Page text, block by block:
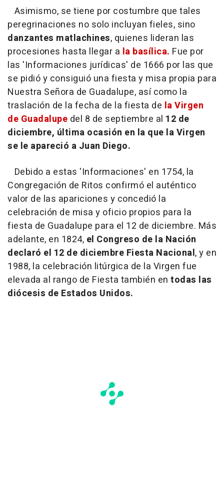
Asimismo, se tiene por costumbre que tales
peregrinaciones no solo incluyan fieles, sino
danzantes matlachines, quienes lideran las
procesiones hasta llegar a la basílica. Fue por
las 'Informaciones jurídicas' de 1666 por las que
se pidió y consiguió una fiesta y misa propia para
Nuestra Señora de Guadalupe, así como la
traslación de la fecha de la fiesta de la Virgen
de Guadalupe del 8 de septiembre al 12 de
diciembre, última ocasión en la que la Virgen
se le apareció a Juan Diego.
Debido a estas 'Informaciones' en 1754, la
Congregación de Ritos confirmó el auténtico
valor de las apariciones y concedió la
celebración de misa y oficio propios para la
fiesta de Guadalupe para el 12 de diciembre. Más
adelante, en 1824, el Congreso de la Nación
declaró el 12 de diciembre Fiesta Nacional, y en
1988, la celebración litúrgica de la Virgen fue
elevada al rango de Fiesta también en todas las
diócesis de Estados Unidos.